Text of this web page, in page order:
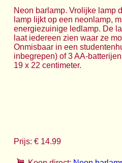
Neon barlamp. Vrolijke lamp
lamp lijkt op een neonlamp,
energiezuinige ledlamp. De
laat iedereen zien waar ze
Onmisbaar in een
inbegrepen) of 3 AA-
19 x 22 centimeter.
Prijs: € 14.99